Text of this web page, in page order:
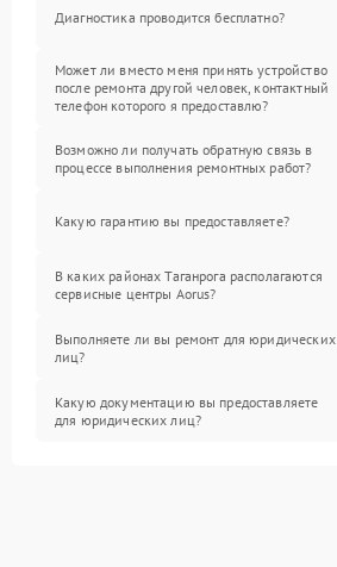
Диагностика проводится бесплатно?
Может ли вместо меня принять устройство
после ремонта другой человек, контактный
телефон которого я предоставлю?
Возможно ли получать обратную связь в
процессе выполнения ремонтных работ?
Какую гарантию вы предоставляете?
В каких районах Таганрога располагаются
сервисные центры Aorus?
Выполняете ли вы ремонт для юридических
лиц?
Какую документацию вы предоставляете
для юридических лиц?